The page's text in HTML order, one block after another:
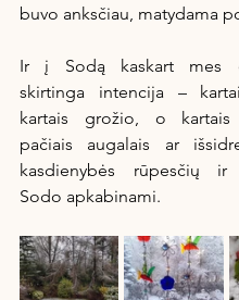
buvo anksčiau, matydama
Ir į Sodą kaskart mes
skirtinga intencija –
kartais grožio, o kartais
pačiais augalais ar
kasdienybės rūpesčių ir
Sodo apkabinami.